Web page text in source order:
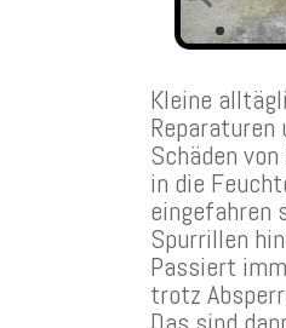
Kleine
Reparaturen
Schäden
in die
eingefahren
Spurrillen
Passiert
trotz